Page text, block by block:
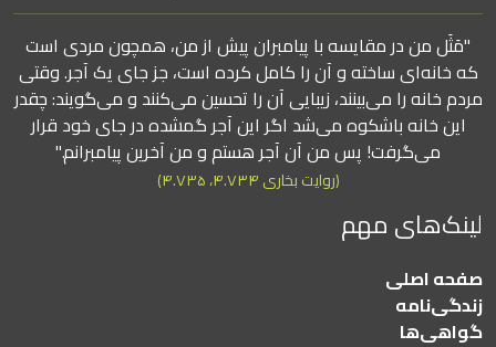
"مَثَل من در مقایسه با پیامبران پیش از من، همچون مردی است
که خانه‌ای ساخته و آن را کامل کرده است، جز جای یک آجر. وقتی
مردم خانه را می‌بینند، زیبایی آن را تحسین می‌کنند و می‌گویند: چقدر
این خانه باشکوه می‌شد اگر این آجر گمشده در جای خود قرار
می‌گرفت! پس من آن آجر هستم و من آخرین پیامبرانم."
(روایت بخاری ۴.۷۳۴، ۴.۷۳۵)
لینک‌های مهم
صفحه اصلی
زندگی‌نامه
گواهی‌ها